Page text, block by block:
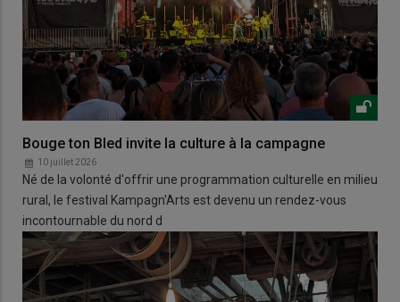
Bouge ton Bled invite la culture à la campagne
10 juillet 2026
Né de la volonté d'offrir une programmation culturelle en milieu
rural, le festival Kampagn'Arts est devenu un rendez-vous
incontournable du nord d